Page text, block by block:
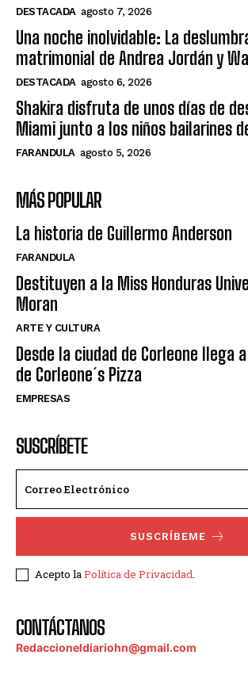
DESTACADA agosto 7, 2026
Una noche inolvidable: La
matrimonial de Andrea Jordán y
DESTACADA agosto 6, 2026
Shakira disfruta de unos días de
Miami junto a los niños bailarines
FARANDULA agosto 5, 2026
MÁS POPULAR
La historia de Guillermo Anderson
FARANDULA
Destituyen a la Miss Honduras
Moran
ARTE Y CULTURA
Desde la ciudad de Corleone llega
de Corleone´s Pizza
EMPRESAS
SUSCRÍBETE
SUSCRÍBEME
Acepto laPolítica de Privacidad.
CONTÁCTANOS
Redaccioneldiariohn@gmail.com